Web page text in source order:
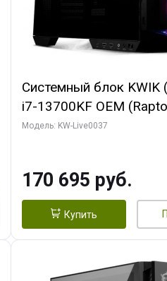
Системный блок KWIK
i7-13700KF OEM
7, C16 8EC/8PC/ 32 ГБ
HDMI/ 1 ТБ SSD)
Модель: KW-Live0037
170 695 руб.
Купить